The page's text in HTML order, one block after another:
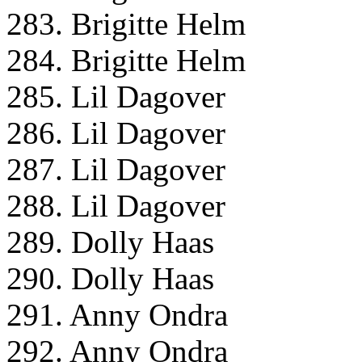
283. Brigitte Helm
284. Brigitte Helm
285. Lil Dagover
286. Lil Dagover
287. Lil Dagover
288. Lil Dagover
289. Dolly Haas
290. Dolly Haas
291. Anny Ondra
292. Anny Ondra